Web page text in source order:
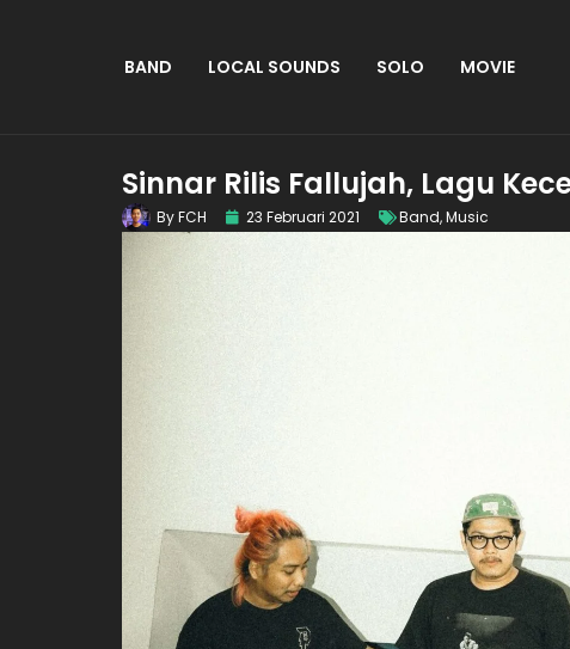
BAND LOCAL SOUNDS SOLO MOVIE
Sinnar Rilis Fallujah, Lagu
ByFCH 23 Februari 2021 Band,Music